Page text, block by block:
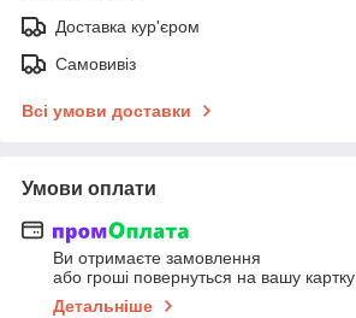
Доставка кур'єром
Самовивіз
Всі умови доставки
Умови оплати
Ви отримаєте замовлення
або гроші повернуться на вашу картку
Детальніше